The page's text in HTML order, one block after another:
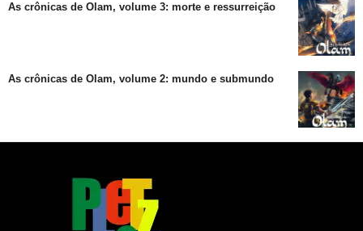
As crônicas de Olam, volume 3: morte e ressurreição
As crônicas de Olam, volume 2: mundo e submundo